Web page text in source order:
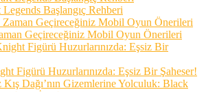
Başlangıç Rehberi
Geçireceğiniz Mobil Oyun Önerileri
Figürü Huzurlarınızda: Eşsiz Bir Şaheser!